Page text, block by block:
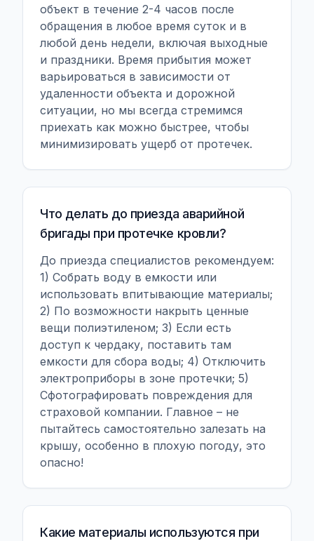
объект в течение 2-4 часов после
обращения в любое время суток и в
любой день недели, включая выходные
и праздники. Время прибытия может
варьироваться в зависимости от
удаленности объекта и дорожной
ситуации, но мы всегда стремимся
приехать как можно быстрее, чтобы
минимизировать ущерб от протечек.
Что делать до приезда аварийной
бригады при протечке кровли?
До приезда специалистов рекомендуем:
1) Собрать воду в емкости или
использовать впитывающие материалы;
2) По возможности накрыть ценные
вещи полиэтиленом; 3) Если есть
доступ к чердаку, поставить там
емкости для сбора воды; 4) Отключить
электроприборы в зоне протечки; 5)
Сфотографировать повреждения для
страховой компании. Главное – не
пытайтесь самостоятельно залезать на
крышу, особенно в плохую погоду, это
опасно!
Какие материалы используются при